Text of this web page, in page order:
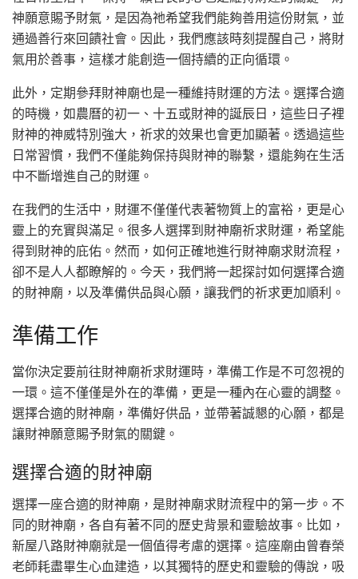
神願意賜予財氣，是因為祂希望我們能夠善用這份財氣，並
通過善行來回饋社會。因此，我們應該時刻提醒自己，將財
氣用於善事，這樣才能創造一個持續的正向循環。
此外，定期參拜財神廟也是一種維持財運的方法。選擇合適
的時機，如農曆的初一、十五或財神的誕辰日，這些日子裡
財神的神威特別強大，祈求的效果也會更加顯著。透過這些
日常習慣，我們不僅能夠保持與財神的聯繫，還能夠在生活
中不斷增進自己的財運。
在我們的生活中，財運不僅僅代表著物質上的富裕，更是心
靈上的充實與滿足。很多人選擇到財神廟祈求財運，希望能
得到財神的庇佑。然而，如何正確地進行財神廟求財流程，
卻不是人人都瞭解的。今天，我們將一起探討如何選擇合適
的財神廟，以及準備供品與心願，讓我們的祈求更加順利。
準備工作
當你決定要前往財神廟祈求財運時，準備工作是不可忽視的
一環。這不僅僅是外在的準備，更是一種內在心靈的調整。
選擇合適的財神廟，準備好供品，並帶著誠懇的心願，都是
讓財神願意賜予財氣的關鍵。
選擇合適的財神廟
選擇一座合適的財神廟，是財神廟求財流程中的第一步。不
同的財神廟，各自有著不同的歷史背景和靈驗故事。比如，
新屋八路財神廟就是一個值得考慮的選擇。這座廟由曾春榮
老師耗盡畢生心血建造，以其獨特的歷史和靈驗的傳說，吸